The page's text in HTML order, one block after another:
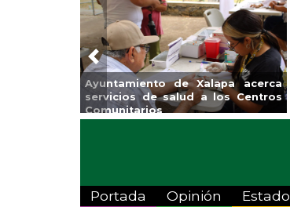
Ayuntamiento de Xalapa acerca
servicios de salud a los Centros
Comunitarios
Previous
Portada Opinión Estado